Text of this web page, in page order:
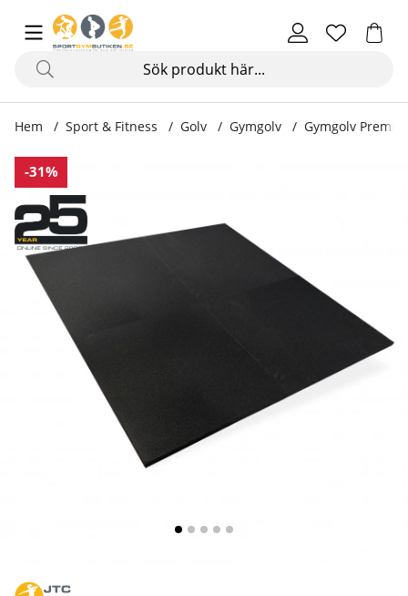
Hem Sport & Fitness Golv Gymgolv Gymgolv
-31%
Produktbilder Gymgolv Premium, 1m² x 2 cm